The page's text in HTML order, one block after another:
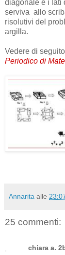
diagonale e i lati
serviva allo
risolutivi del
argilla.
Vedere di
Periodico di
Annarita alle
25 commenti:
chiara a.